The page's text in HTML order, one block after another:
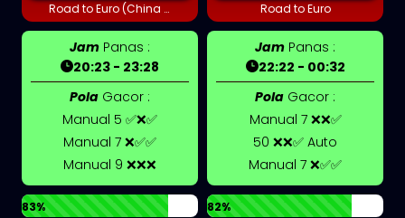
Road to Euro (China version)
Jam Panas :
20:23 - 23:28
Pola Gacor :
Manual 5 ✅❌✅
Manual 7 ❌✅✅
Manual 9 ❌❌❌
83%
Road to Euro
Jam Panas :
22:22 - 00:32
Pola Gacor :
Manual 7 ❌❌✅
50 ❌❌✅ Auto
Manual 7 ❌✅✅
82%